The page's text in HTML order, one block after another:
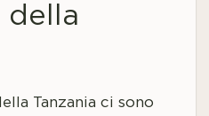
della
Tanzania ci sono